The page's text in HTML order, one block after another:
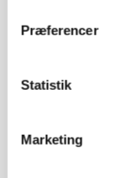
Præferencer
Statistik
Marketing